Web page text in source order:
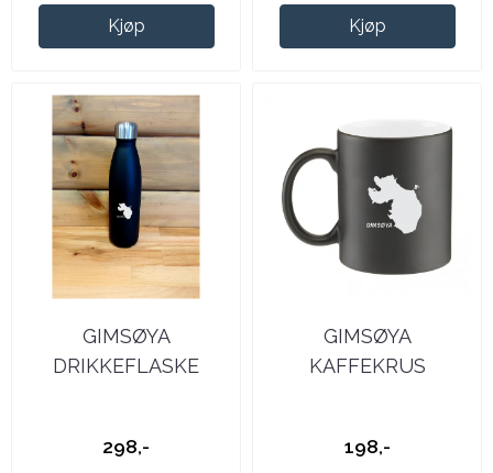
Kjøp Kjøp
GIMSØYA
DRIKKEFLASKE
298,-
GIMSØYA
KAFFEKRUS
198,-